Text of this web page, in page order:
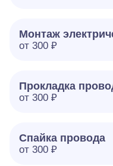
Монтаж
от 300 ₽
Прокладка
от 300 ₽
Спайка провода
от 300 ₽